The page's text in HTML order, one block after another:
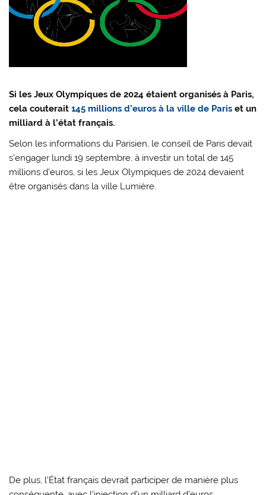
Si les Jeux Olympiques de 2024 étaient organisés à Paris,
cela couterait145 millions d’euros à la ville de Paris et un
milliard à l’état français.
Selon les informations du Parisien, le conseil de Paris devait
s’engager lundi 19 septembre, à investir un total de 145
millions d’euros, si les Jeux Olympiques de 2024 devaient
être organisés dans la ville Lumière.
De plus, l’État français devrait participer de manière plus